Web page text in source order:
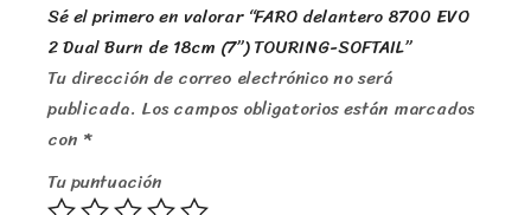
Sé el primero en valorar “FARO delantero 8700 EVO
2 Dual Burn de 18cm (7’’) TOURING-SOFTAIL”
Tu dirección de correo electrónico no será
publicada. Los campos obligatorios están marcados
con *
Tu puntuación